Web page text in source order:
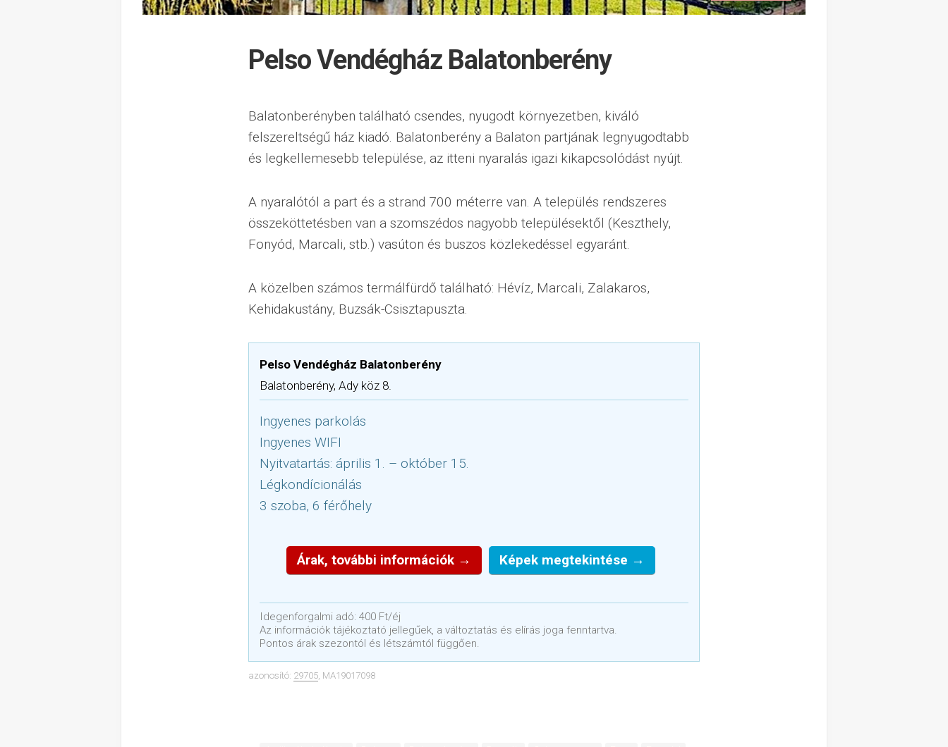
Pelso Vendégház Balatonberény
Balatonberényben található csendes, nyugodt környezetben, kiváló
felszereltségű ház kiadó. Balatonberény a Balaton partjának legnyugodtabb
és legkellemesebb települése, az itteni nyaralás igazi kikapcsolódást nyújt.
A nyaralótól a part és a strand 700 méterre van. A település rendszeres
összeköttetésben van a szomszédos nagyobb településektől (Keszthely,
Fonyód, Marcali, stb.) vasúton és buszos közlekedéssel egyaránt.
A közelben számos termálfürdő található: Hévíz, Marcali, Zalakaros,
Kehidakustány, Buzsák-Csisztapuszta.
Pelso Vendégház Balatonberény
Balatonberény, Ady köz 8.
Ingyenes parkolás
Ingyenes WIFI
Nyitvatartás: április 1. – október 15.
Légkondícionálás
3 szoba, 6 férőhely
Árak, további információk → Képek megtekintése →
Idegenforgalmi adó: 400 Ft/éj
Az információk tájékoztató jellegűek, a változtatás és elírás joga fenntartva.
Pontos árak szezontól és létszámtól függően.
azonosító: 29705, MA19017098